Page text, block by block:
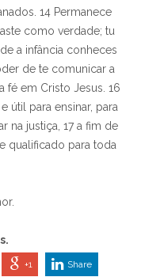
14 Permanece
como verdade; tu
a infância conheces
de te comunicar a
fé em Cristo Jesus. 16
útil para ensinar, para
na justiça, 17 a fim de
qualificado para toda
+1 Share